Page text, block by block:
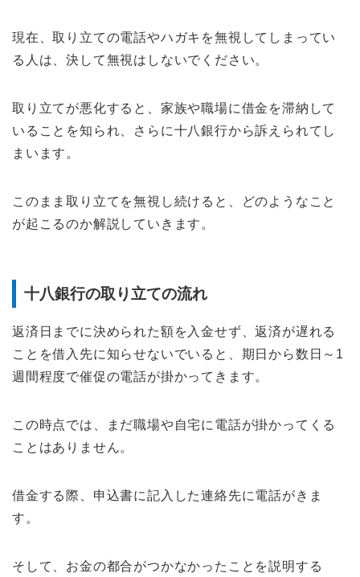
現在、取り立ての電話やハガキを無視してしまってい
る人は、決して無視はしないでください。
取り立てが悪化すると、家族や職場に借金を滞納して
いることを知られ、さらに十八銀行から訴えられてし
まいます。
このまま取り立てを無視し続けると、どのようなこと
が起こるのか解説していきます。
十八銀行の取り立ての流れ
返済日までに決められた額を入金せず、返済が遅れる
ことを借入先に知らせないでいると、期日から数日～1
週間程度で催促の電話が掛かってきます。
この時点では、まだ職場や自宅に電話が掛かってくる
ことはありません。
借金する際、申込書に記入した連絡先に電話がきま
す。
そして、お金の都合がつかなかったことを説明する